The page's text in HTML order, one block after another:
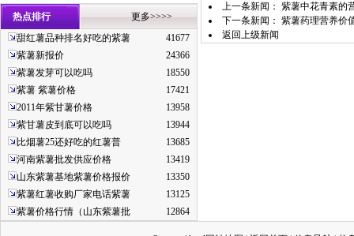
热点排行
更多>>>>
甜红薯品种排名好吃的紫薯
41677
紫薯新报价
24366
紫薯发芽可以吃吗
18550
紫薯 紫薯价格
17421
2011年紫甘薯价格
13958
紫甘薯皮到底可以吃吗
13944
比烟薯25还好吃的红薯普
13685
河南紫薯批发供应价格
13419
山东紫薯基地紫薯价格报价
13350
紫薯红薯收购厂家电话紫薯
13125
紫薯价格行情（山东紫薯批
12864
上一条新闻： 紫薯中花青素的
下一条新闻： 紫薯药理营养价
返回上级新闻